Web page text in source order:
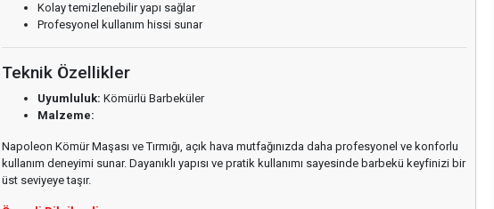
Kolay temizlenebilir yapı sağlar
Profesyonel kullanım hissi sunar
Teknik Özellikler
Uyumluluk: Kömürlü Barbeküler
Malzeme:
Napoleon Kömür Maşası ve Tırmığı, açık hava mutfağınızda daha profesyonel ve konforlu
kullanım deneyimi sunar. Dayanıklı yapısı ve pratik kullanımı sayesinde barbekü keyfinizi bir
üst seviyeye taşır.